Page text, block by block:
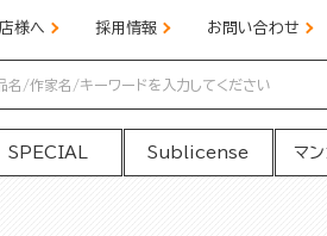
様へ 採用情報 お問い合わせ
SPECIAL Sublicense マ